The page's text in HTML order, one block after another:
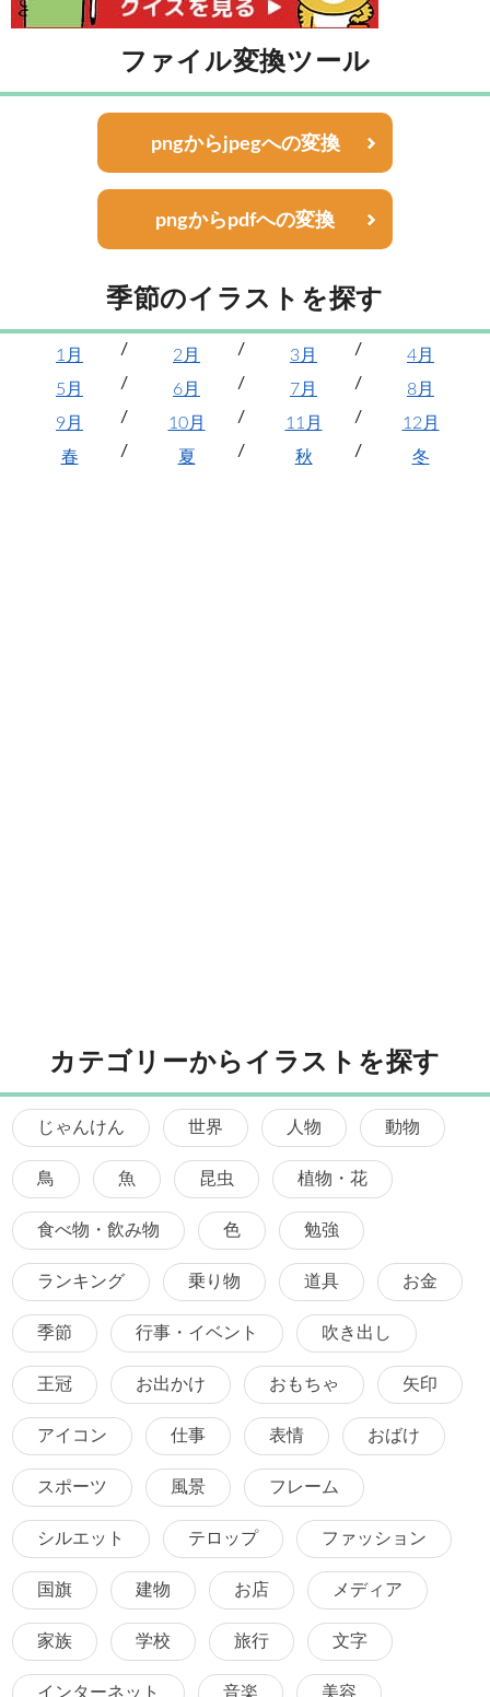
ファイル変換ツール
pngからjpegへの変換
pngからpdfへの変換
季節のイラストを探す
1月 2月 3月
4月
5月
6月 7月
8月
9月
10月 11月
12月
春
夏 秋 冬
カテゴリーからイラストを探す
じゃんけん 世界 人物 動物
鳥 魚 昆虫 植物・花
食べ物・飲み物 色 勉強
ランキング 乗り物 道具 お金
季節 行事・イベント 吹き出し
王冠 お出かけ おもちゃ 矢印
アイコン 仕事 表情 おばけ
スポーツ 風景 フレーム
シルエット テロップ ファッション
国旗 建物 お店 メディア
家族 学校 旅行 文字
インターネット 音楽 美容